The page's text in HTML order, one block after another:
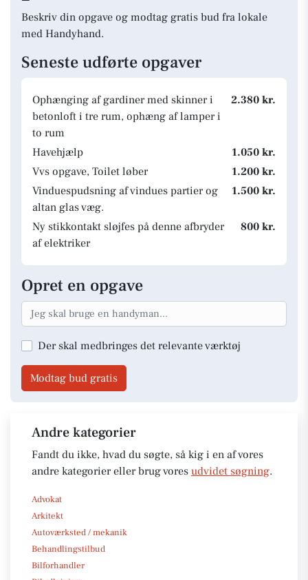
Beskriv din opgave og modtag gratis bud fra lokale
med Handyhand.
Seneste udførte opgaver
Ophænging af gardiner med skinner i
betonloft i tre rum, ophæng af lamper i
to rum
2.380 kr.
Havehjælp
1.050 kr.
Vvs opgave, Toilet løber
1.200 kr.
Vinduespudsning af vindues partier og
altan glas væg.
1.500 kr.
Ny stikkontakt sløjfes på denne afbryder
af elektriker
800 kr.
Opret en opgave
Der skal medbringes det relevante værktøj
Modtag bud gratis
Andre kategorier
Fandt du ikke, hvad du søgte, så kig i en af vores
andre kategorier eller brug vores udvidet søgning.
Advokat
Arkitekt
Autoværksted / mekanik
Behandlingstilbud
Bilforhandler